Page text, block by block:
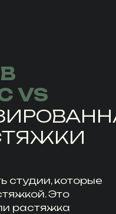
VS
студии, которые
Это
растяжка